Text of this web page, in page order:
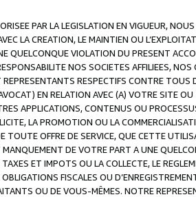
PAR LA LEGISLATION EN VIGUEUR,
LA CREATION, LE MAINTIEN OU
QUELCONQUE VIOLATION DU PRESENT
NOS SOCIETES AFFILIEES,
RESPECTIFS CONTRE
EN RELATION AVEC (A) VOTRE SITE
APPLICATIONS, CONTENUS OU
LA PROMOTION OU LA
TOUTE OFFRE DE SERVICE, QUE CETTE
DE VOTRE PART A UNE
ET IMPOTS OU LA COLLECTE, LE
FISCALES OU
OU DE VOUS-MÊMES. NOTRE